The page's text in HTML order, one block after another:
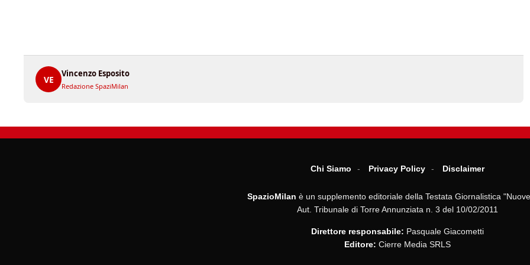
VE
Vincenzo Esposito
Redazione SpaziMilan
Chi Siamo Privacy Policy Disclaimer
SpazioMilan è un supplemento editoriale della Testata Giornalistica
Aut. Tribunale di Torre Annunziata n. 3 del 10/02/2011
Direttore responsabile: Pasquale Giacometti
Editore: Cierre Media SRLS